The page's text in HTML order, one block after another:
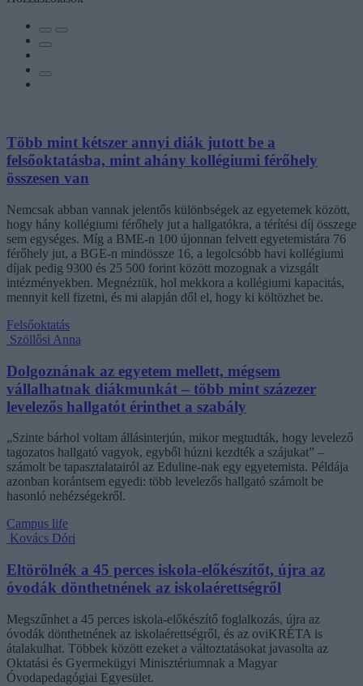
Több mint kétszer annyi diák jutott be a
felsőoktatásba, mint ahány kollégiumi férőhely
összesen van
Nemcsak abban vannak jelentős különbségek az egyetemek között,
hogy hány kollégiumi férőhely jut a hallgatókra, a térítési díj összege
sem egységes. Míg a BME-n 100 újonnan felvett egyetemistára 76
férőhely jut, a BGE-n mindössze 16, a legolcsóbb havi kollégiumi
díjak pedig 9300 és 25 500 forint között mozognak a vizsgált
intézményekben. Megnéztük, hol mekkora a kollégiumi kapacitás,
mennyit kell fizetni, és mi alapján dől el, hogy ki költözhet be.
Felsőoktatás
Szöllősi Anna
Dolgoznának az egyetem mellett, mégsem
vállalhatnak diákmunkát – több mint százezer
levelezős hallgatót érinthet a szabály
„Szinte bárhol voltam állásinterjún, mikor megtudták, hogy levelező
tagozatos hallgató vagyok, egyből húzni kezdték a szájukat” –
számolt be tapasztalatairól az Eduline-nak egy egyetemista. Példája
azonban korántsem egyedi: több levelezős hallgató számolt be
hasonló nehézségekről.
Campus life
Kovács Dóri
Eltörölnék a 45 perces iskola-előkészítőt, újra az
óvodák dönthetnének az iskolaérettségről
Megszűnhet a 45 perces iskola-előkészítő foglalkozás, újra az
óvodák dönthetnének az iskolaérettségről, és az oviKRÉTA is
átalakulhat. Többek között ezeket a változtatásokat javasolta az
Oktatási és Gyermekügyi Minisztériumnak a Magyar
Óvodapedagógiai Egyesület.